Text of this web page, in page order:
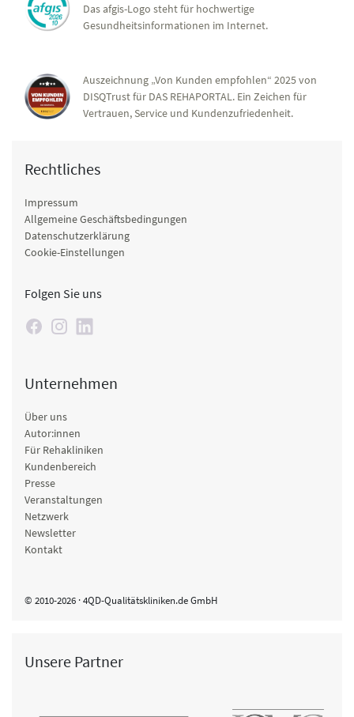
Das afgis-Logo steht für hochwertige
Gesundheitsinformationen im Internet.
Auszeichnung „Von Kunden empfohlen“ 2025 von
DISQTrust für DAS REHAPORTAL. Ein Zeichen für
Vertrauen, Service und Kundenzufriedenheit.
Rechtliches
Impressum
Allgemeine Geschäftsbedingungen
Datenschutzerklärung
Cookie-Einstellungen
Folgen Sie uns
Unternehmen
Über uns
Autor:innen
Für Rehakliniken
Kundenbereich
Presse
Veranstaltungen
Netzwerk
Newsletter
Kontakt
© 2010-2026 · 4QD-Qualitätskliniken.de GmbH
Unsere Partner